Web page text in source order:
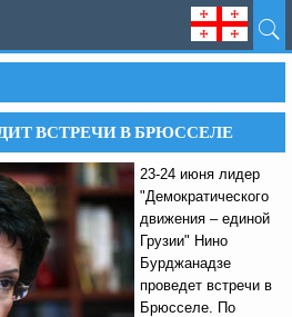
ВСТРЕЧИ В БРЮССЕЛЕ
23-24 июня лидер
"Демократического
движения – единой
Грузии" Нино
Бурджанадзе
проведет встречи в
Брюсселе. По